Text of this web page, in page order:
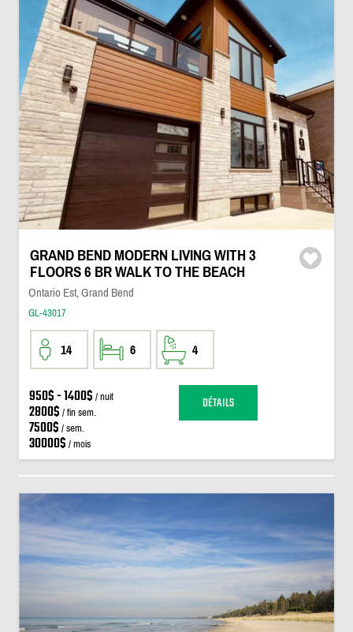
GRAND BEND MODERN LIVING WITH 3
FLOORS 6 BR WALK TO THE BEACH
Ontario Est, Grand Bend
GL-43017
14 6 4
950$ - 1400$ / nuit
2800$ / fin sem.
7500$ / sem.
30000$ / mois
DÉTAILS